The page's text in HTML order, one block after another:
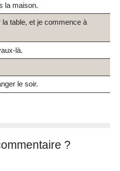
la maison.
table, et je commence à
là.
le soir.
?